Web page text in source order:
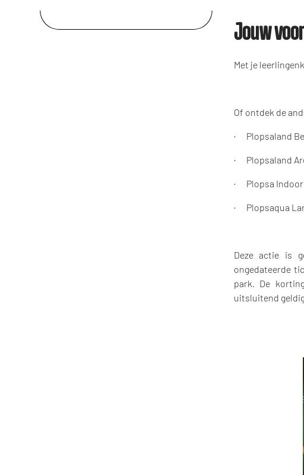
Jouw
Met je
Of ontdek de
· Plopsaland
· Plopsaland
· Plopsa
· Plopsaqua
Deze actie is
ongedateerde
park. De
uitsluitend